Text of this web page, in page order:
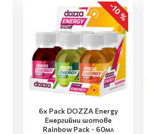
-10 %
6x Pack DOZZA Energy
Енергийни шотове
Rainbow Pack - 60мл